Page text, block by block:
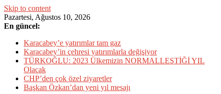
Skip to content
Pazartesi, Ağustos 10, 2026
En güncel:
Karacabey’e yatırımlar tam gaz
Karacabey’in çehresi yatırımlarla değişiyor
TÜRKOĞLU: 2023 Ülkemizin NORMALLEŞTİĞİ YIL
Olacak
CHP’den çok özel ziyaretler
Başkan Özkan’dan yeni yıl mesajı